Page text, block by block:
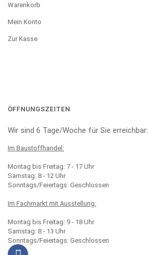
Warenkorb
Mein Konto
Zur Kasse
ÖFFNUNGSZEITEN
Wir sind 6 Tage/Woche für Sie erreichbar:
Im Baustoffhandel:
Montag bis Freitag: 7 - 17 Uhr
Samstag: 8 - 12 Uhr
Sonntags/Feiertags: Geschlossen
Im Fachmarkt mit Ausstellung:
Montag bis Freitag: 9 - 18 Uhr
Samstag: 8 - 13 Uhr
Sonntags/Feiertags: Geschlossen